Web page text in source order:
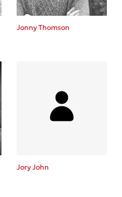
Κρομμύδας
μου είσαι εσύ
Jonny Thomson
Jory John